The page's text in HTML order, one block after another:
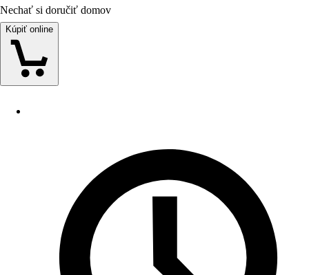
Nechať si doručiť domov
Kúpiť online